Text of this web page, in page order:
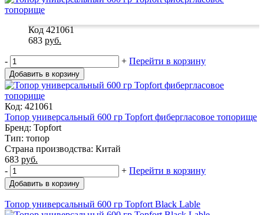
Код 421061
683 руб.
- + Перейти в корзину
Добавить в корзину
Код: 421061
Топор универсальный 600 гр Topfort фибергласовое топорище
Бренд: Topfort
Тип: топор
Страна производства: Китай
683 руб.
-
+ Перейти в корзину
Добавить в корзину
Топор универсальный 600 гр Topfort Black Lable